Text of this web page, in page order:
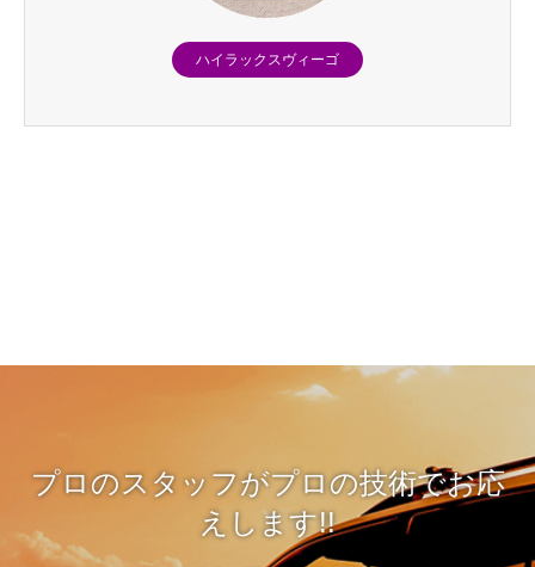
ハイラックスヴィーゴ
プロのスタッフがプロの技術でお応
えします!!